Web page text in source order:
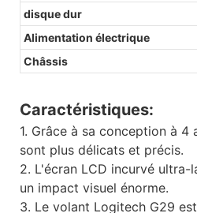
disque dur
Alimentation électrique
Châssis
Caractéristiques:
1. Grâce à sa conception à 4
sont plus délicats et précis.
2. L'écran LCD incurvé
un impact visuel énorme.
3. Le volant Logitech G29